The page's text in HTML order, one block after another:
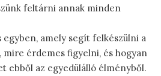
feltárni annak minden
egyben, amely segít felkészülni a
mire érdemes figyelni, és hogyan
ebből az egyedülálló élményből.